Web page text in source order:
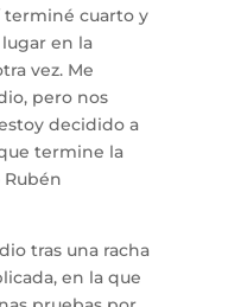
terminé cuarto y
en la
vez. Me
pero nos
decidido a
termine la
tras una racha
en la que